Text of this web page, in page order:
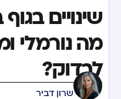
שינויים
מה נורמלי
לבדוק?
שרון דביר